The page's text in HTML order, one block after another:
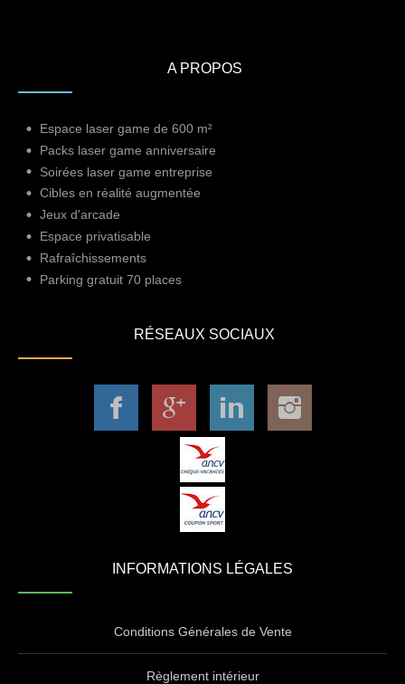
A PROPOS
Espace laser game de 600 m²
Packs laser game anniversaire
Soirées laser game entreprise
Cibles en réalité augmentée
Jeux d'arcade
Espace privatisable
Rafraîchissements
Parking gratuit 70 places
RÉSEAUX SOCIAUX
INFORMATIONS LÉGALES
Conditions Générales de Vente
Règlement intérieur